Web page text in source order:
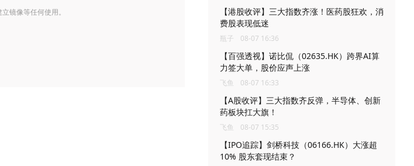
镜像等任何使用。
【港股收评】三大指数齐涨！医药股狂欢，消
费股表现低迷
瓶子 08-07 16:36
【百强透视】诺比侃（02635.HK）跨界AI算
力签大单，股价应声上涨
飞鱼 08-07 16:33
【A股收评】三大指数齐反弹，半导体、创新
药板块扛大旗！
飞鱼 08-07 15:35
【IPO追踪】剑桥科技（06166.HK）大涨超
10% 股东套现结束？